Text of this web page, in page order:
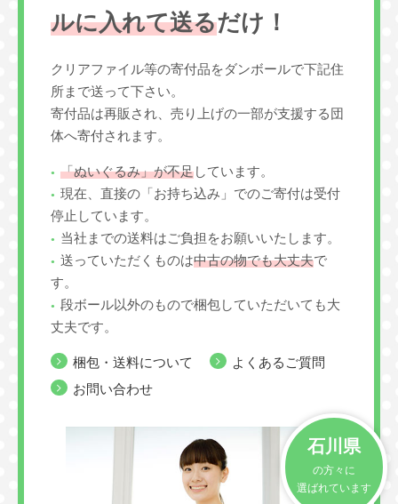
ルに入れて送るだけ！
クリアファイル等の寄付品をダンボールで下記住
所まで送って下さい。
寄付品は再販され、売り上げの一部が支援する団
体へ寄付されます。
「ぬいぐるみ」が不足しています。
現在、直接の「お持ち込み」でのご寄付は受付
停止しています。
当社までの送料はご負担をお願いいたします。
送っていただくものは中古の物でも大丈夫で
す。
段ボール以外のもので梱包していただいても大
丈夫です。
梱包・送料について
よくあるご質問
お問い合わせ
石川県
の方々に
選ばれています